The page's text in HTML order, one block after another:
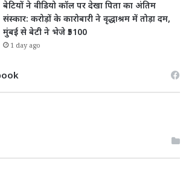
बेटियों ने वीडियो कॉल पर देखा पिता का अंतिम
संस्कार: करोड़ों के कारोबारी ने वृद्धाश्रम में तोड़ा दम,
मुंबई से बेटी ने भेजे ₹5100
1 day ago